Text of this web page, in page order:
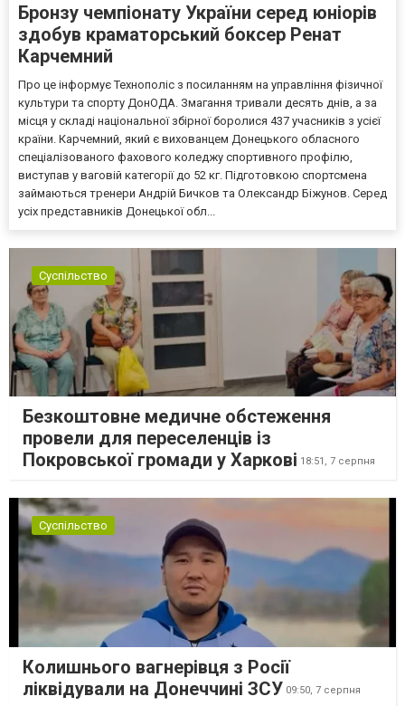
Бронзу чемпіонату України серед юніорів
здобув краматорський боксер Ренат
Карчемний
Про це інформує Технополіс з посиланням на управління фізичної
культури та спорту ДонОДА. Змагання тривали десять днів, а за
місця у складі національної збірної боролися 437 учасників з усієї
країни. Карчемний, який є вихованцем Донецького обласного
спеціалізованого фахового коледжу спортивного профілю,
виступав у ваговій категорії до 52 кг. Підготовкою спортсмена
займаються тренери Андрій Бичков та Олександр Біжунов. Серед
усіх представників Донецької обл...
Суспільство
Безкоштовне медичне обстеження
провели для переселенців із
Покровської громади у Харкові 18:51, 7 серпня
Суспільство
Колишнього вагнерівця з Росії
ліквідували на Донеччині ЗСУ 09:50, 7 серпня